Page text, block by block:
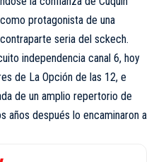
protagonista de una
seria del sckech.
independencia canal 6, hoy
de La Opción de las 12, e
de un amplio repertorio de
años después lo encaminaron a